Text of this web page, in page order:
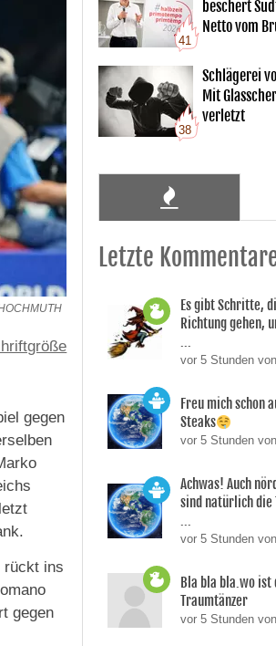
gegen
rückt ins
gegen
41
beschert
Netto vom
38
Schlägerei
Mit
verletzt
Letzte
Es gibt Schritte,
Richtung gehen,
...
vor 5 Stunden
Freu mich schon
Steaks
vor 5 Stunden
Achwas! Auch
sind natürlich die
...
vor 5 Stunden
Bla bla bla.wo ist
Traumtänzer
vor 5 Stunden